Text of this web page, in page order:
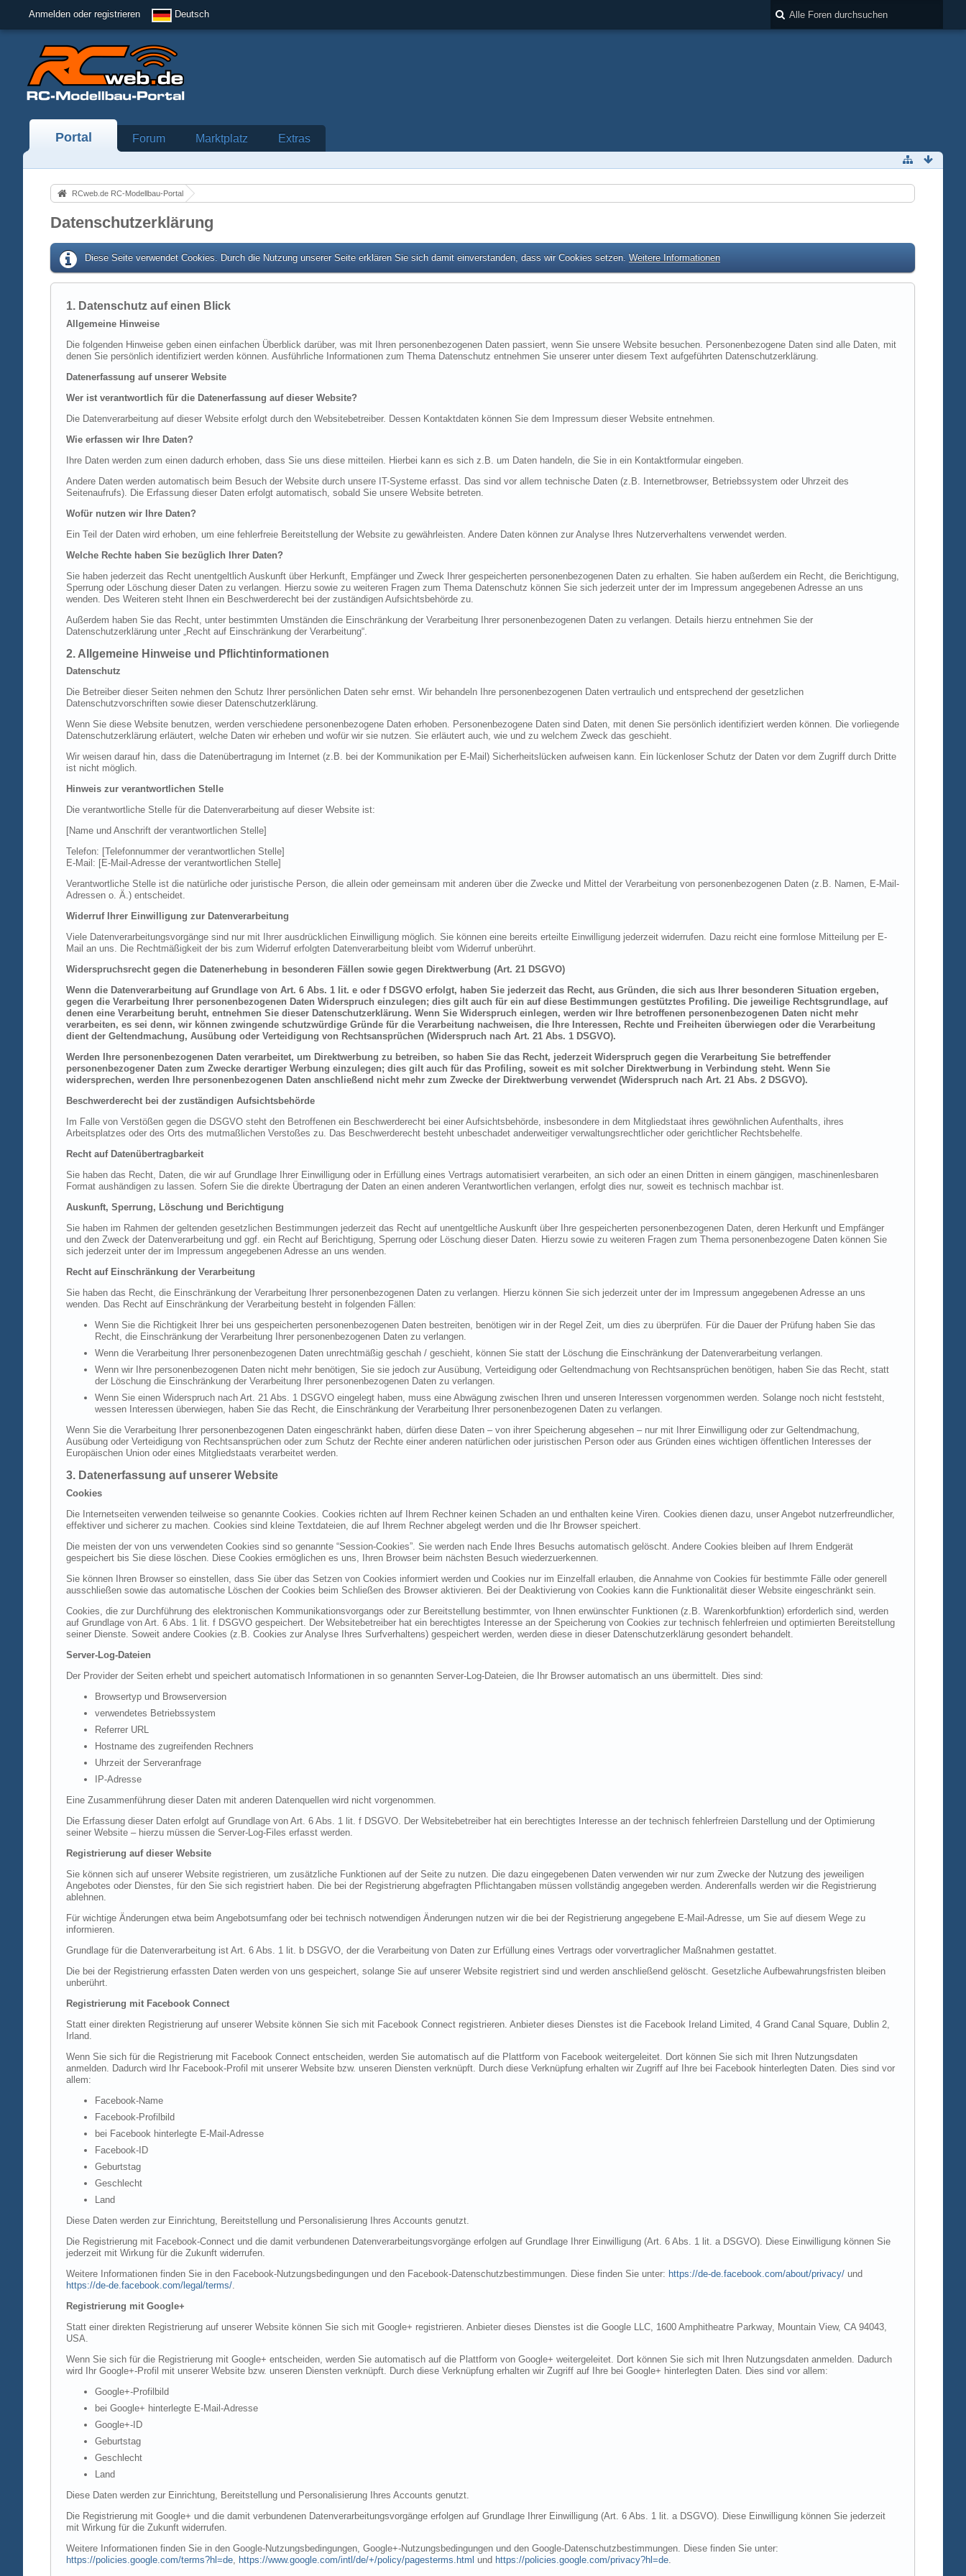
Anmelden oder registrieren Deutsch
Portal Forum Marktplatz Extras
RCweb.de RC-Modellbau-Portal
Datenschutzerklärung
Diese Seite verwendet Cookies. Durch die Nutzung unserer Seite erklären Sie sich damit einverstanden, dass wir Cookies setzen. Weitere Informationen
1. Datenschutz auf einen Blick
Allgemeine Hinweise
Die folgenden Hinweise geben einen einfachen Überblick darüber, was mit Ihren personenbezogenen Daten passiert, wenn Sie unsere Website besuchen. Personenbezogene Daten sind alle Daten, mit
denen Sie persönlich identifiziert werden können. Ausführliche Informationen zum Thema Datenschutz entnehmen Sie unserer unter diesem Text aufgeführten Datenschutzerklärung.
Datenerfassung auf unserer Website
Wer ist verantwortlich für die Datenerfassung auf dieser Website?
Die Datenverarbeitung auf dieser Website erfolgt durch den Websitebetreiber. Dessen Kontaktdaten können Sie dem Impressum dieser Website entnehmen.
Wie erfassen wir Ihre Daten?
Ihre Daten werden zum einen dadurch erhoben, dass Sie uns diese mitteilen. Hierbei kann es sich z.B. um Daten handeln, die Sie in ein Kontaktformular eingeben.
Andere Daten werden automatisch beim Besuch der Website durch unsere IT-Systeme erfasst. Das sind vor allem technische Daten (z.B. Internetbrowser, Betriebssystem oder Uhrzeit des
Seitenaufrufs). Die Erfassung dieser Daten erfolgt automatisch, sobald Sie unsere Website betreten.
Wofür nutzen wir Ihre Daten?
Ein Teil der Daten wird erhoben, um eine fehlerfreie Bereitstellung der Website zu gewährleisten. Andere Daten können zur Analyse Ihres Nutzerverhaltens verwendet werden.
Welche Rechte haben Sie bezüglich Ihrer Daten?
Sie haben jederzeit das Recht unentgeltlich Auskunft über Herkunft, Empfänger und Zweck Ihrer gespeicherten personenbezogenen Daten zu erhalten. Sie haben außerdem ein Recht, die Berichtigung,
Sperrung oder Löschung dieser Daten zu verlangen. Hierzu sowie zu weiteren Fragen zum Thema Datenschutz können Sie sich jederzeit unter der im Impressum angegebenen Adresse an uns
wenden. Des Weiteren steht Ihnen ein Beschwerderecht bei der zuständigen Aufsichtsbehörde zu.
Außerdem haben Sie das Recht, unter bestimmten Umständen die Einschränkung der Verarbeitung Ihrer personenbezogenen Daten zu verlangen. Details hierzu entnehmen Sie der
Datenschutzerklärung unter „Recht auf Einschränkung der Verarbeitung“.
2. Allgemeine Hinweise und Pflichtinformationen
Datenschutz
Die Betreiber dieser Seiten nehmen den Schutz Ihrer persönlichen Daten sehr ernst. Wir behandeln Ihre personenbezogenen Daten vertraulich und entsprechend der gesetzlichen
Datenschutzvorschriften sowie dieser Datenschutzerklärung.
Wenn Sie diese Website benutzen, werden verschiedene personenbezogene Daten erhoben. Personenbezogene Daten sind Daten, mit denen Sie persönlich identifiziert werden können. Die vorliegende
Datenschutzerklärung erläutert, welche Daten wir erheben und wofür wir sie nutzen. Sie erläutert auch, wie und zu welchem Zweck das geschieht.
Wir weisen darauf hin, dass die Datenübertragung im Internet (z.B. bei der Kommunikation per E-Mail) Sicherheitslücken aufweisen kann. Ein lückenloser Schutz der Daten vor dem Zugriff durch Dritte
ist nicht möglich.
Hinweis zur verantwortlichen Stelle
Die verantwortliche Stelle für die Datenverarbeitung auf dieser Website ist:
[Name und Anschrift der verantwortlichen Stelle]
Telefon: [Telefonnummer der verantwortlichen Stelle]
E-Mail: [E-Mail-Adresse der verantwortlichen Stelle]
Verantwortliche Stelle ist die natürliche oder juristische Person, die allein oder gemeinsam mit anderen über die Zwecke und Mittel der Verarbeitung von personenbezogenen Daten (z.B. Namen, E-Mail-
Adressen o. Ä.) entscheidet.
Widerruf Ihrer Einwilligung zur Datenverarbeitung
Viele Datenverarbeitungsvorgänge sind nur mit Ihrer ausdrücklichen Einwilligung möglich. Sie können eine bereits erteilte Einwilligung jederzeit widerrufen. Dazu reicht eine formlose Mitteilung per E-
Mail an uns. Die Rechtmäßigkeit der bis zum Widerruf erfolgten Datenverarbeitung bleibt vom Widerruf unberührt.
Widerspruchsrecht gegen die Datenerhebung in besonderen Fällen sowie gegen Direktwerbung (Art. 21 DSGVO)
Wenn die Datenverarbeitung auf Grundlage von Art. 6 Abs. 1 lit. e oder f DSGVO erfolgt, haben Sie jederzeit das Recht, aus Gründen, die sich aus Ihrer besonderen Situation ergeben,
gegen die Verarbeitung Ihrer personenbezogenen Daten Widerspruch einzulegen; dies gilt auch für ein auf diese Bestimmungen gestütztes Profiling. Die jeweilige Rechtsgrundlage, auf
denen eine Verarbeitung beruht, entnehmen Sie dieser Datenschutzerklärung. Wenn Sie Widerspruch einlegen, werden wir Ihre betroffenen personenbezogenen Daten nicht mehr
verarbeiten, es sei denn, wir können zwingende schutzwürdige Gründe für die Verarbeitung nachweisen, die Ihre Interessen, Rechte und Freiheiten überwiegen oder die Verarbeitung
dient der Geltendmachung, Ausübung oder Verteidigung von Rechtsansprüchen (Widerspruch nach Art. 21 Abs. 1 DSGVO).
Werden Ihre personenbezogenen Daten verarbeitet, um Direktwerbung zu betreiben, so haben Sie das Recht, jederzeit Widerspruch gegen die Verarbeitung Sie betreffender
personenbezogener Daten zum Zwecke derartiger Werbung einzulegen; dies gilt auch für das Profiling, soweit es mit solcher Direktwerbung in Verbindung steht. Wenn Sie
widersprechen, werden Ihre personenbezogenen Daten anschließend nicht mehr zum Zwecke der Direktwerbung verwendet (Widerspruch nach Art. 21 Abs. 2 DSGVO).
Beschwerderecht bei der zuständigen Aufsichtsbehörde
Im Falle von Verstößen gegen die DSGVO steht den Betroffenen ein Beschwerderecht bei einer Aufsichtsbehörde, insbesondere in dem Mitgliedstaat ihres gewöhnlichen Aufenthalts, ihres
Arbeitsplatzes oder des Orts des mutmaßlichen Verstoßes zu. Das Beschwerderecht besteht unbeschadet anderweitiger verwaltungsrechtlicher oder gerichtlicher Rechtsbehelfe.
Recht auf Datenübertragbarkeit
Sie haben das Recht, Daten, die wir auf Grundlage Ihrer Einwilligung oder in Erfüllung eines Vertrags automatisiert verarbeiten, an sich oder an einen Dritten in einem gängigen, maschinenlesbaren
Format aushändigen zu lassen. Sofern Sie die direkte Übertragung der Daten an einen anderen Verantwortlichen verlangen, erfolgt dies nur, soweit es technisch machbar ist.
Auskunft, Sperrung, Löschung und Berichtigung
Sie haben im Rahmen der geltenden gesetzlichen Bestimmungen jederzeit das Recht auf unentgeltliche Auskunft über Ihre gespeicherten personenbezogenen Daten, deren Herkunft und Empfänger
und den Zweck der Datenverarbeitung und ggf. ein Recht auf Berichtigung, Sperrung oder Löschung dieser Daten. Hierzu sowie zu weiteren Fragen zum Thema personenbezogene Daten können Sie
sich jederzeit unter der im Impressum angegebenen Adresse an uns wenden.
Recht auf Einschränkung der Verarbeitung
Sie haben das Recht, die Einschränkung der Verarbeitung Ihrer personenbezogenen Daten zu verlangen. Hierzu können Sie sich jederzeit unter der im Impressum angegebenen Adresse an uns
wenden. Das Recht auf Einschränkung der Verarbeitung besteht in folgenden Fällen:
Wenn Sie die Richtigkeit Ihrer bei uns gespeicherten personenbezogenen Daten bestreiten, benötigen wir in der Regel Zeit, um dies zu überprüfen. Für die Dauer der Prüfung haben Sie das
Recht, die Einschränkung der Verarbeitung Ihrer personenbezogenen Daten zu verlangen.
Wenn die Verarbeitung Ihrer personenbezogenen Daten unrechtmäßig geschah / geschieht, können Sie statt der Löschung die Einschränkung der Datenverarbeitung verlangen.
Wenn wir Ihre personenbezogenen Daten nicht mehr benötigen, Sie sie jedoch zur Ausübung, Verteidigung oder Geltendmachung von Rechtsansprüchen benötigen, haben Sie das Recht, statt
der Löschung die Einschränkung der Verarbeitung Ihrer personenbezogenen Daten zu verlangen.
Wenn Sie einen Widerspruch nach Art. 21 Abs. 1 DSGVO eingelegt haben, muss eine Abwägung zwischen Ihren und unseren Interessen vorgenommen werden. Solange noch nicht feststeht,
wessen Interessen überwiegen, haben Sie das Recht, die Einschränkung der Verarbeitung Ihrer personenbezogenen Daten zu verlangen.
Wenn Sie die Verarbeitung Ihrer personenbezogenen Daten eingeschränkt haben, dürfen diese Daten – von ihrer Speicherung abgesehen – nur mit Ihrer Einwilligung oder zur Geltendmachung,
Ausübung oder Verteidigung von Rechtsansprüchen oder zum Schutz der Rechte einer anderen natürlichen oder juristischen Person oder aus Gründen eines wichtigen öffentlichen Interesses der
Europäischen Union oder eines Mitgliedstaats verarbeitet werden.
3. Datenerfassung auf unserer Website
Cookies
Die Internetseiten verwenden teilweise so genannte Cookies. Cookies richten auf Ihrem Rechner keinen Schaden an und enthalten keine Viren. Cookies dienen dazu, unser Angebot nutzerfreundlicher,
effektiver und sicherer zu machen. Cookies sind kleine Textdateien, die auf Ihrem Rechner abgelegt werden und die Ihr Browser speichert.
Die meisten der von uns verwendeten Cookies sind so genannte “Session-Cookies”. Sie werden nach Ende Ihres Besuchs automatisch gelöscht. Andere Cookies bleiben auf Ihrem Endgerät
gespeichert bis Sie diese löschen. Diese Cookies ermöglichen es uns, Ihren Browser beim nächsten Besuch wiederzuerkennen.
Sie können Ihren Browser so einstellen, dass Sie über das Setzen von Cookies informiert werden und Cookies nur im Einzelfall erlauben, die Annahme von Cookies für bestimmte Fälle oder generell
ausschließen sowie das automatische Löschen der Cookies beim Schließen des Browser aktivieren. Bei der Deaktivierung von Cookies kann die Funktionalität dieser Website eingeschränkt sein.
Cookies, die zur Durchführung des elektronischen Kommunikationsvorgangs oder zur Bereitstellung bestimmter, von Ihnen erwünschter Funktionen (z.B. Warenkorbfunktion) erforderlich sind, werden
auf Grundlage von Art. 6 Abs. 1 lit. f DSGVO gespeichert. Der Websitebetreiber hat ein berechtigtes Interesse an der Speicherung von Cookies zur technisch fehlerfreien und optimierten Bereitstellung
seiner Dienste. Soweit andere Cookies (z.B. Cookies zur Analyse Ihres Surfverhaltens) gespeichert werden, werden diese in dieser Datenschutzerklärung gesondert behandelt.
Server-Log-Dateien
Der Provider der Seiten erhebt und speichert automatisch Informationen in so genannten Server-Log-Dateien, die Ihr Browser automatisch an uns übermittelt. Dies sind:
Browsertyp und Browserversion
verwendetes Betriebssystem
Referrer URL
Hostname des zugreifenden Rechners
Uhrzeit der Serveranfrage
IP-Adresse
Eine Zusammenführung dieser Daten mit anderen Datenquellen wird nicht vorgenommen.
Die Erfassung dieser Daten erfolgt auf Grundlage von Art. 6 Abs. 1 lit. f DSGVO. Der Websitebetreiber hat ein berechtigtes Interesse an der technisch fehlerfreien Darstellung und der Optimierung
seiner Website – hierzu müssen die Server-Log-Files erfasst werden.
Registrierung auf dieser Website
Sie können sich auf unserer Website registrieren, um zusätzliche Funktionen auf der Seite zu nutzen. Die dazu eingegebenen Daten verwenden wir nur zum Zwecke der Nutzung des jeweiligen
Angebotes oder Dienstes, für den Sie sich registriert haben. Die bei der Registrierung abgefragten Pflichtangaben müssen vollständig angegeben werden. Anderenfalls werden wir die Registrierung
ablehnen.
Für wichtige Änderungen etwa beim Angebotsumfang oder bei technisch notwendigen Änderungen nutzen wir die bei der Registrierung angegebene E-Mail-Adresse, um Sie auf diesem Wege zu
informieren.
Grundlage für die Datenverarbeitung ist Art. 6 Abs. 1 lit. b DSGVO, der die Verarbeitung von Daten zur Erfüllung eines Vertrags oder vorvertraglicher Maßnahmen gestattet.
Die bei der Registrierung erfassten Daten werden von uns gespeichert, solange Sie auf unserer Website registriert sind und werden anschließend gelöscht. Gesetzliche Aufbewahrungsfristen bleiben
unberührt.
Registrierung mit Facebook Connect
Statt einer direkten Registrierung auf unserer Website können Sie sich mit Facebook Connect registrieren. Anbieter dieses Dienstes ist die Facebook Ireland Limited, 4 Grand Canal Square, Dublin 2,
Irland.
Wenn Sie sich für die Registrierung mit Facebook Connect entscheiden, werden Sie automatisch auf die Plattform von Facebook weitergeleitet. Dort können Sie sich mit Ihren Nutzungsdaten
anmelden. Dadurch wird Ihr Facebook-Profil mit unserer Website bzw. unseren Diensten verknüpft. Durch diese Verknüpfung erhalten wir Zugriff auf Ihre bei Facebook hinterlegten Daten. Dies sind vor
allem:
Facebook-Name
Facebook-Profilbild
bei Facebook hinterlegte E-Mail-Adresse
Facebook-ID
Geburtstag
Geschlecht
Land
Diese Daten werden zur Einrichtung, Bereitstellung und Personalisierung Ihres Accounts genutzt.
Die Registrierung mit Facebook-Connect und die damit verbundenen Datenverarbeitungsvorgänge erfolgen auf Grundlage Ihrer Einwilligung (Art. 6 Abs. 1 lit. a DSGVO). Diese Einwilligung können Sie
jederzeit mit Wirkung für die Zukunft widerrufen.
Weitere Informationen finden Sie in den Facebook-Nutzungsbedingungen und den Facebook-Datenschutzbestimmungen. Diese finden Sie unter: https://de-de.facebook.com/about/privacy/ und
https://de-de.facebook.com/legal/terms/.
Registrierung mit Google+
Statt einer direkten Registrierung auf unserer Website können Sie sich mit Google+ registrieren. Anbieter dieses Dienstes ist die Google LLC, 1600 Amphitheatre Parkway, Mountain View, CA 94043,
USA.
Wenn Sie sich für die Registrierung mit Google+ entscheiden, werden Sie automatisch auf die Plattform von Google+ weitergeleitet. Dort können Sie sich mit Ihren Nutzungsdaten anmelden. Dadurch
wird Ihr Google+-Profil mit unserer Website bzw. unseren Diensten verknüpft. Durch diese Verknüpfung erhalten wir Zugriff auf Ihre bei Google+ hinterlegten Daten. Dies sind vor allem:
Google+-Profilbild
bei Google+ hinterlegte E-Mail-Adresse
Google+-ID
Geburtstag
Geschlecht
Land
Diese Daten werden zur Einrichtung, Bereitstellung und Personalisierung Ihres Accounts genutzt.
Die Registrierung mit Google+ und die damit verbundenen Datenverarbeitungsvorgänge erfolgen auf Grundlage Ihrer Einwilligung (Art. 6 Abs. 1 lit. a DSGVO). Diese Einwilligung können Sie jederzeit
mit Wirkung für die Zukunft widerrufen.
Weitere Informationen finden Sie in den Google-Nutzungsbedingungen, Google+-Nutzungsbedingungen und den Google-Datenschutzbestimmungen. Diese finden Sie unter:
https://policies.google.com/terms?hl=de, https://www.google.com/intl/de/+/policy/pagesterms.html und https://policies.google.com/privacy?hl=de.